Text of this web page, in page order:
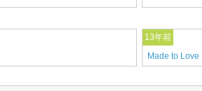
13年前
Made to Love